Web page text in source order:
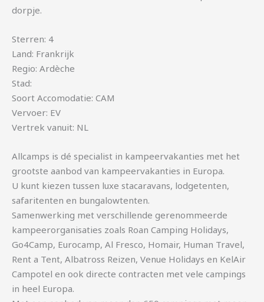
dorpje.
Sterren: 4
Land: Frankrijk
Regio: Ardèche
Stad:
Soort Accomodatie: CAM
Vervoer: EV
Vertrek vanuit: NL
Allcamps is dé specialist in kampeervakanties met het
grootste aanbod van kampeervakanties in Europa.
U kunt kiezen tussen luxe stacaravans, lodgetenten,
safaritenten en bungalowtenten.
Samenwerking met verschillende gerenommeerde
kampeerorganisaties zoals Roan Camping Holidays,
Go4Camp, Eurocamp, Al Fresco, Homair, Human Travel,
Rent a Tent, Albatross Reizen, Venue Holidays en KelAir
Campotel en ook directe contracten met vele campings
in heel Europa.